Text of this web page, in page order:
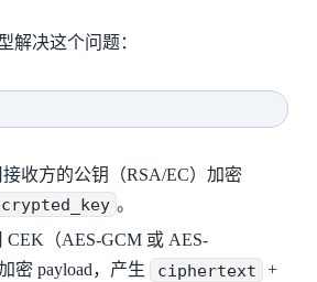
解决这个问题：
接收方的公钥（RSA/EC）加密
。
CEK（AES-GCM 或 AES-
密 payload，产生
ciphertext +